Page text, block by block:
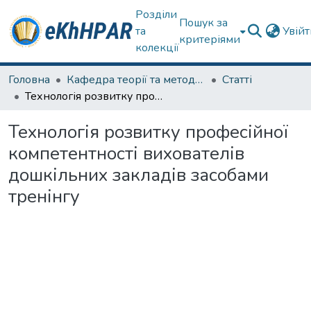
Розділи
та
колекції
Пошук за
критеріями
Головна Кафедра теорії та методик дошкільної освіти
Статті
Технологія розвитку професійної компетентності вихователів дошкільних закладів засобами тренінгу
Технологія розвитку професійної
компетентності вихователів
дошкільних закладів засобами
тренінгу